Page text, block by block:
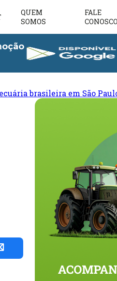
QUEM
SOMOS
FALE
CONOSCO
brasileira em São